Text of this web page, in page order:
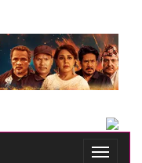
Toggle